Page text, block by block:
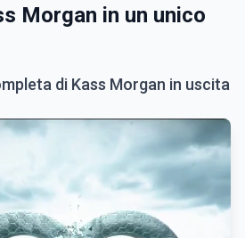
Morgan in un unico
di Kass Morgan in uscita